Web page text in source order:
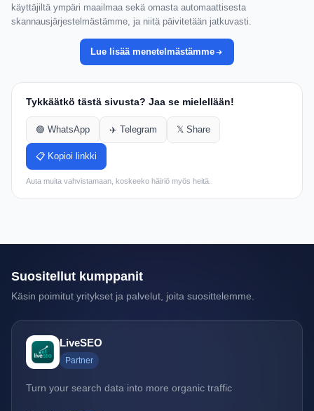
käyttäjiltä ympäri maailmaa sekä omasta automaattisesta
skannausjärjestelmästämme, ja niitä päivitetään jatkuvasti.
Lue lisää menetelmästämme
Tykkäätkö tästä sivusta? Jaa se mielellään!
🟢 WhatsApp ✈️ Telegram 𝕏 Share
📋 Kopioi linkki
Auta muita vahvistamaan, koskeeko häiriö myös heitä.
Suositellut kumppanit
Käsin poimitut yritykset ja palvelut, joita suosittelemme.
LiveSEO
Partner
Turn your search data into more organic traffic